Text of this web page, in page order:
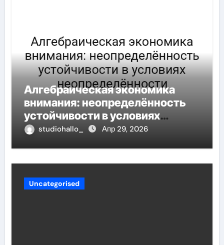
Алгебраическая экономика
внимания: неопределённость
устойчивости в условиях
неопределённости
studiohallo_ Апр 29, 2026
Uncategorised